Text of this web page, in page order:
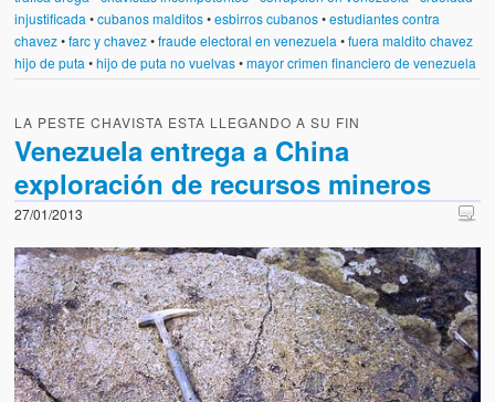
injustificada •cubanos malditos•esbirros cubanos•estudiantes contra
chavez•farc y chavez•fraude electoral en venezuela •fuera maldito chavez
hijo de puta •hijo de puta no vuelvas•mayor crimen financiero de venezuela
LA PESTE CHAVISTA ESTA LLEGANDO A SU FIN
Venezuela entrega a China
exploración de recursos mineros
27/01/2013